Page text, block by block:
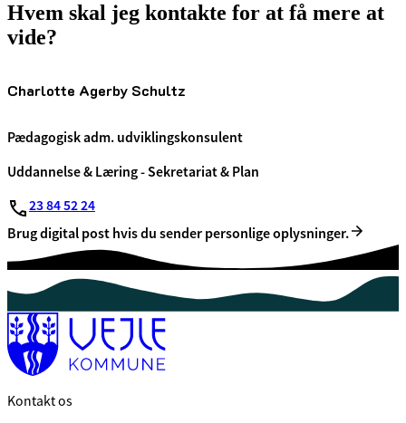
Hvem skal jeg kontakte for at få mere at
vide?
Charlotte Agerby Schultz
Pædagogisk adm. udviklingskonsulent
Uddannelse & Læring - Sekretariat & Plan
23 84 52 24
Brug digital post hvis du sender personlige oplysninger.
Kontakt os